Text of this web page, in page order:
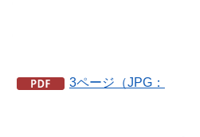
3ページ（JPG：